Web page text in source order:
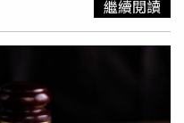
」據悉，美國貿易官員僅
經濟體的調查，並將這
要2種稅率之間僅相差
條款僅允許政府在調查特
施，並要求任何因此產生
檔飯店。今年6月，他因
認定法》遭日警逮捕。針
本檢察機關已於7月24日
新台幣45萬元。隨著日本
決定將其遣送至美方接手
繼續閱讀